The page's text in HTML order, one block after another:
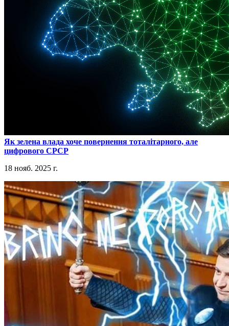
​Як зелена влада хоче повернення тоталітарного, але
цифрового СРСР
18 нояб. 2025 г.